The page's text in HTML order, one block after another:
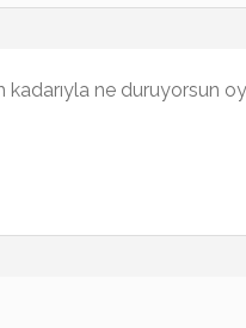
kadarıyla ne duruyorsun